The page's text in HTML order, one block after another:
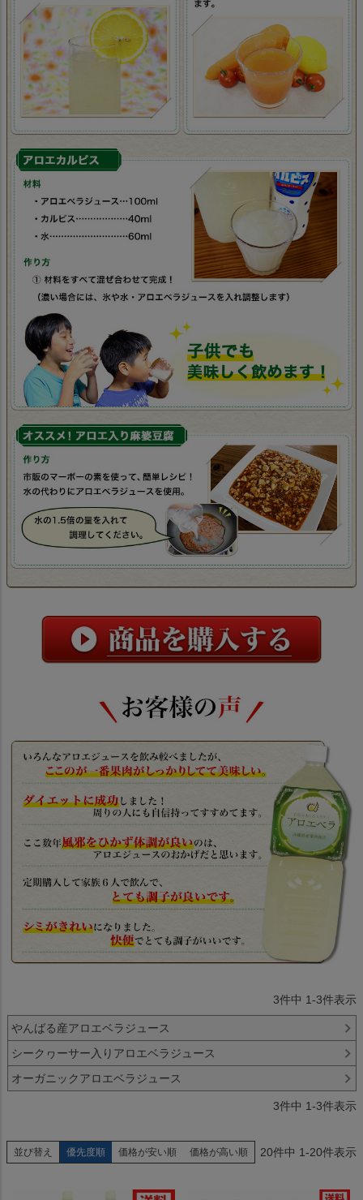
3件中 1-3件表示
やんばる産アロエベラジュース
シークヮーサー入りアロエベラジュース
オーガニックアロエベラジュース
3件中 1-3件表示
並び替え 優先度順 価格が安い順 価格が高い順 20件中 1-20件表示